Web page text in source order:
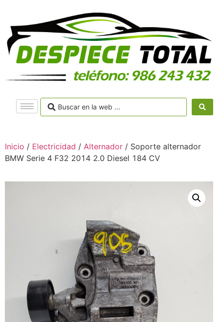
Inicio / Electricidad / Alternador / Soporte alternador
BMW Serie 4 F32 2014 2.0 Diesel 184 CV